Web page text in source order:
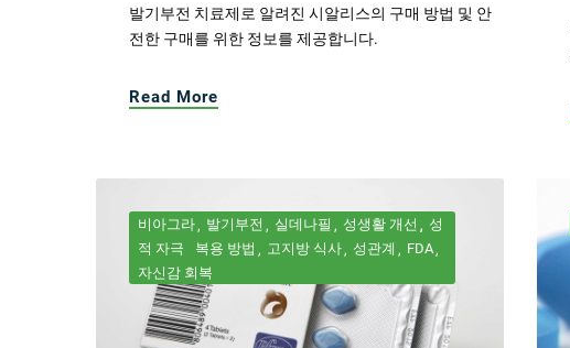
발기부전 치료제로 알려진 시알리스의 구매 방법 및 안
전한 구매를 위한 정보를 제공합니다.
Read More
비아그라 발기부전 실데나필 성생활 개선
성
적 자극
복용 방법 고지방 식사 성관계
FDA
자신감 회복